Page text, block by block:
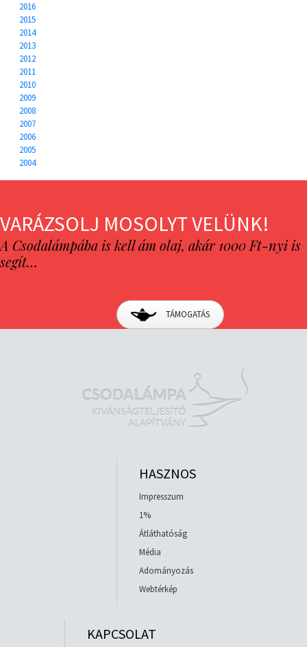
2016
2015
2014
2013
2012
2011
2010
2009
2008
2007
2006
2005
2004
VARÁZSOLJ MOSOLYT VELÜNK!
A Csodalámpába is kell ám olaj, akár 1000 Ft-nyi is
segít…
TÁMOGATÁS
HASZNOS
Impresszum
1%
Átláthatóság
Média
Adományozás
Webtérkép
KAPCSOLAT